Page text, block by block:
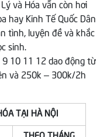
và Hóa vẫn còn hơi
hay Kinh Tế Quốc Dân
tình, luyện đề và khắc
sinh.
9 10 11 12 dao động từ
và 250k – 300k/2h
TẠI HÀ NỘI